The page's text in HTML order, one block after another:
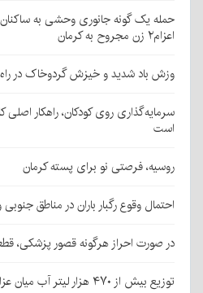
حمله یک گونه جانوری وحشی به ساکنان
اعزام۲ زن مجروح به کرمان
وزش باد شدید و خیزش گردوخاک در
سرمایه‌گذاری روی کودکان، راهکار
است
روسیه، فرصتی نو برای پسته کرمان
احتمال وقوع رگبار باران در مناطق
در صورت احراز هرگونه قصور پزشکی،
توزیع بیش از ۴۷۰ هزار لیتر آب میان عزاداران جامانده اربعین در کرمان